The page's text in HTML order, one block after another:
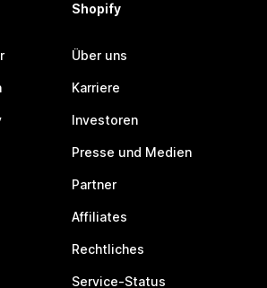
Shopify
Über uns
Karriere
Investoren
Presse und Medien
Partner
Affiliates
Rechtliches
Service-Status